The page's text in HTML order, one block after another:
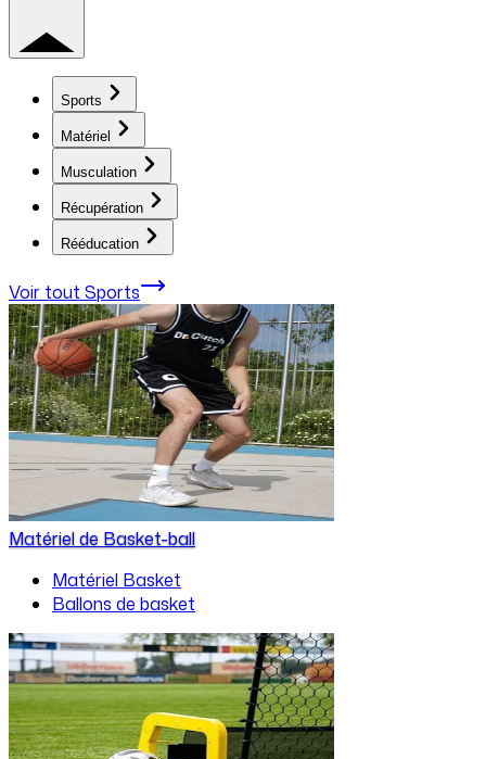
Sports
Matériel
Musculation
Récupération
Rééducation
Voir tout Sports
Matériel de Basket-ball
Matériel Basket
Ballons de basket